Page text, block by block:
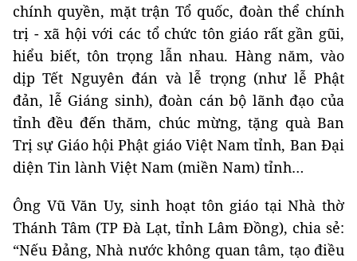
chính quyền, mặt trận Tổ quốc, đoàn thể chính
trị - xã hội với các tổ chức tôn giáo rất gần gũi,
hiểu biết, tôn trọng lẫn nhau. Hàng năm, vào
dịp Tết Nguyên đán và lễ trọng (như lễ Phật
đản, lễ Giáng sinh), đoàn cán bộ lãnh đạo của
tỉnh đều đến thăm, chúc mừng, tặng quà Ban
Trị sự Giáo hội Phật giáo Việt Nam tỉnh, Ban Đại
diện Tin lành Việt Nam (miền Nam) tỉnh…
Ông Vũ Văn Uy, sinh hoạt tôn giáo tại Nhà thờ
Thánh Tâm (TP Đà Lạt, tỉnh Lâm Đồng), chia sẻ:
“Nếu Đảng, Nhà nước không quan tâm, tạo điều